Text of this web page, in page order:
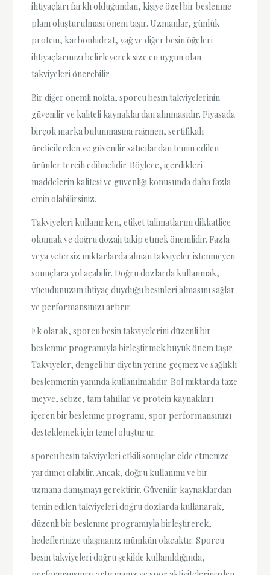
ihtiyaçları farklı olduğundan, kişiye özel bir beslenme
planı oluşturulması önem taşır. Uzmanlar, günlük
protein, karbonhidrat, yağ ve diğer besin öğeleri
ihtiyaçlarınızı belirleyerek size en uygun olan
takviyeleri önerebilir.
Bir diğer önemli nokta, sporcu besin takviyelerinin
güvenilir ve kaliteli kaynaklardan alınmasıdır. Piyasada
birçok marka bulunmasına rağmen, sertifikalı
üreticilerden ve güvenilir satıcılardan temin edilen
ürünler tercih edilmelidir. Böylece, içerdikleri
maddelerin kalitesi ve güvenliği konusunda daha fazla
emin olabilirsiniz.
Takviyeleri kullanırken, etiket talimatlarını dikkatlice
okumak ve doğru dozajı takip etmek önemlidir. Fazla
veya yetersiz miktarlarda alınan takviyeler istenmeyen
sonuçlara yol açabilir. Doğru dozlarda kullanmak,
vücudunuzun ihtiyaç duyduğu besinleri almasını sağlar
ve performansınızı artırır.
Ek olarak, sporcu besin takviyelerini düzenli bir
beslenme programıyla birleştirmek büyük önem taşır.
Takviyeler, dengeli bir diyetin yerine geçmez ve sağlıklı
beslenmenin yanında kullanılmalıdır. Bol miktarda taze
meyve, sebze, tam tahıllar ve protein kaynakları
içeren bir beslenme programı, spor performansınızı
desteklemek için temel oluşturur.
sporcu besin takviyeleri etkili sonuçlar elde etmenize
yardımcı olabilir. Ancak, doğru kullanımı ve bir
uzmana danışmayı gerektirir. Güvenilir kaynaklardan
temin edilen takviyeleri doğru dozlarda kullanarak,
düzenli bir beslenme programıyla birleştirerek,
hedeflerinize ulaşmanız mümkün olacaktır. Sporcu
besin takviyeleri doğru şekilde kullanıldığında,